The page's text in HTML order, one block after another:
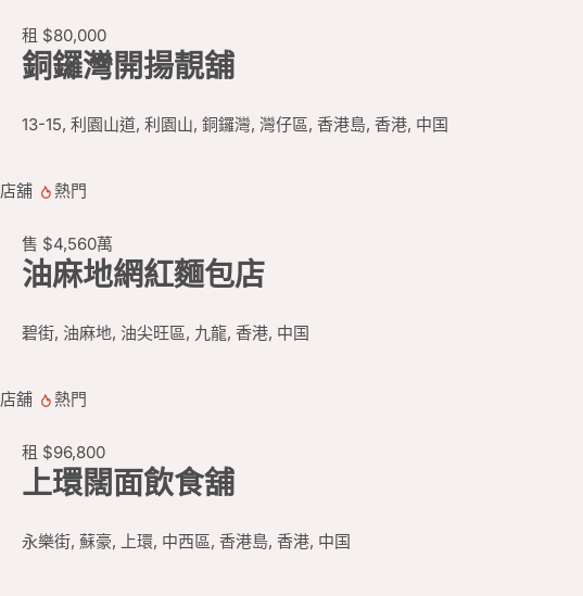
租 $80,000
銅鑼灣開揚靚舖
13-15, 利園山道, 利園山, 銅鑼灣, 灣仔區, 香港島, 香港, 中国
店舖 熱門
售 $4,560萬
油麻地網紅麵包店
碧街, 油麻地, 油尖旺區, 九龍, 香港, 中国
店舖 熱門
租 $96,800
上環闊面飲食舖
永樂街, 蘇豪, 上環, 中西區, 香港島, 香港, 中国